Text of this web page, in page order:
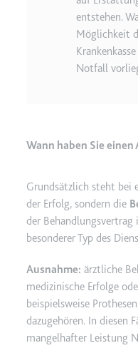
entstehen.
Möglichkeit
Notfall
Wann haben Sie
Grundsätzlich steht bei
der Erfolg, sondern die
der Behandlungsvertrag
besonderer Typ des
Ausnahme: ärztliche
medizinische Erfolge
beispielsweise
dazugehören. In diesen
mangelhafter Leistung